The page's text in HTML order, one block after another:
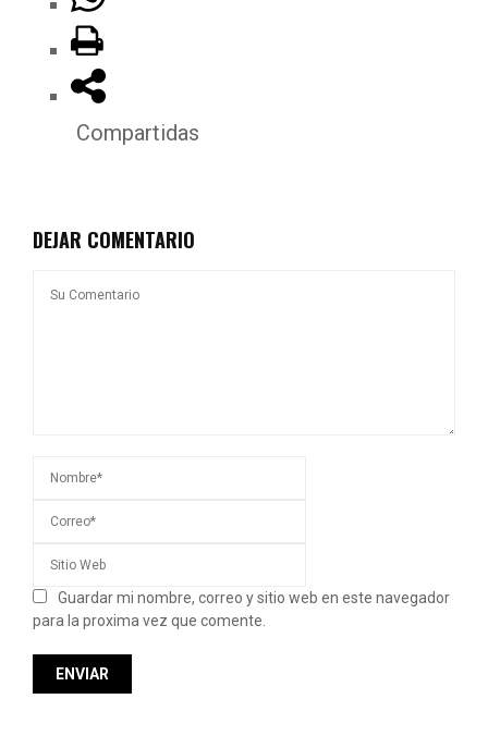
Compartidas
DEJAR COMENTARIO
Guardar mi nombre, correo y sitio web en este navegador
para la proxima vez que comente.